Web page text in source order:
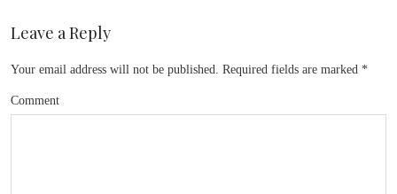
Leave a Reply
Your email address will not be published. Required fields are marked *
Comment